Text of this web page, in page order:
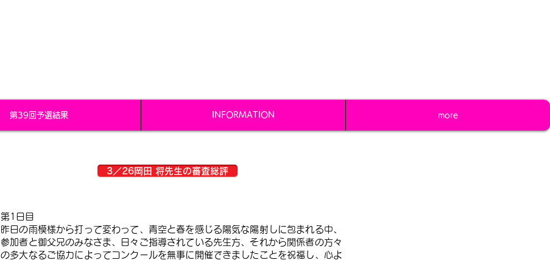
第39回予選結果 INFORMATION more
3／26岡田 将先生の審査総評
第1日目
昨日の雨模様から打って変わって、青空と春を感じる陽気な陽射しに包まれる中、
参加者と御父兄のみなさま、日々ご指導されている先生方、それから関係者の方々
の多大なるご協力によってコンクールを無事に開催できましたことを祝福し、心よ